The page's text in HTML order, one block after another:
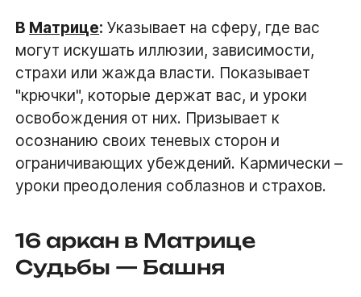
В Матрице: Указывает на сферу, где вас
могут искушать иллюзии, зависимости,
страхи или жажда власти. Показывает
"крючки", которые держат вас, и уроки
освобождения от них. Призывает к
осознанию своих теневых сторон и
ограничивающих убеждений. Кармически –
уроки преодоления соблазнов и страхов.
16 аркан в Матрице
Судьбы — Башня